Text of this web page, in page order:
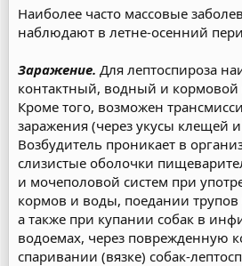
Наиболее часто массовые
наблюдают в летне-осенний
Заражение. Для лептоспироза
контактный, водный и кормовой
Кроме того, возможен
заражения (через укусы клещей
Возбудитель проникает в
слизистые оболочки
и мочеполовой систем при
кормов и воды, поедании
а также при купании собак в
водоемах, через поврежденную
спаривании (вязке) собак-